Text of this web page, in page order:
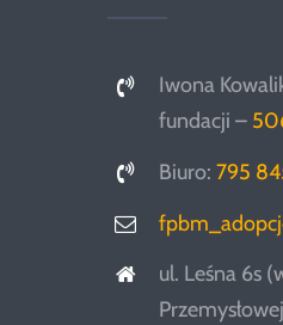
Iwona
fundacji –
Biuro:795
ul. Leśna 6s